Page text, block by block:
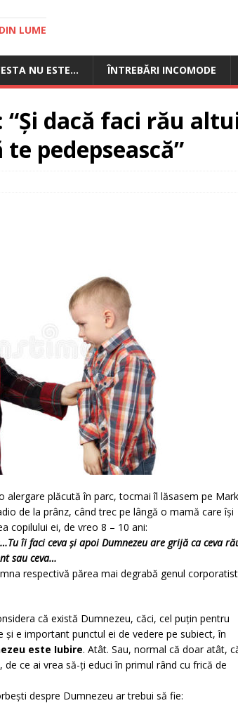
LUME
NU ESTE… ÎNTREBĂRI INCOMODE
dacă faci rău
pedepsească”
alergare plăcută în parc, tocmai îl lăsasem pe
de la prânz, când trec pe lângă o mamă care își
copilului ei, de vreo 8 – 10 ani:
îi faci ceva și apoi Dumnezeu are grijă ca ceva
sau ceva…
respectivă părea mai degrabă genul
că există Dumnezeu, căci, cel puțin pentru
e important punctul ei de vedere pe subiect, în
este Iubire. Atât. Sau, normal că doar atât,
ce ai vrea să-ți educi în primul rând cu frică de
despre Dumnezeu ar trebui să fie: